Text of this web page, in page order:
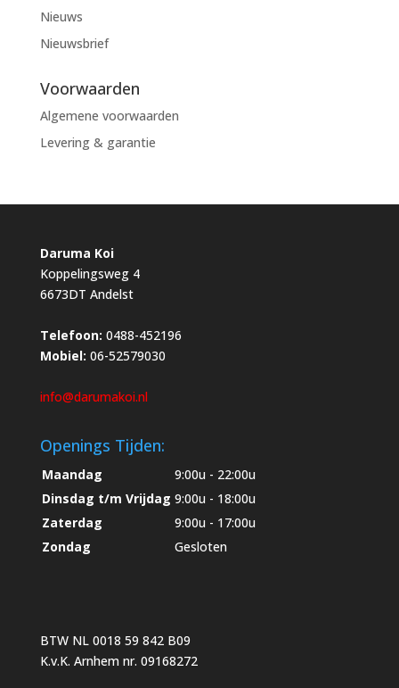
Nieuws
Nieuwsbrief
Voorwaarden
Algemene voorwaarden
Levering & garantie
Daruma Koi
Koppelingsweg 4
6673DT Andelst
Telefoon: 0488-452196
Mobiel: 06-52579030
info@darumakoi.nl
Openings Tijden:
Maandag
9:00u - 22:00u
Dinsdag t/m Vrijdag 9:00u - 18:00u
Zaterdag
9:00u - 17:00u
Zondag
Gesloten
BTW NL 0018 59 842 B09
K.v.K. Arnhem nr. 09168272